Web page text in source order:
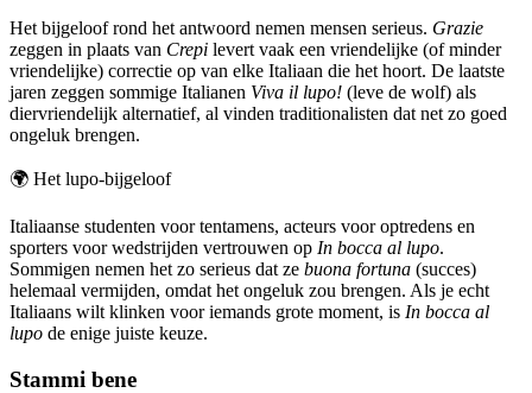
Het bijgeloof rond het antwoord nemen mensen serieus. Grazie
zeggen in plaats van Crepi levert vaak een vriendelijke (of minder
vriendelijke) correctie op van elke Italiaan die het hoort. De laatste
jaren zeggen sommige Italianen Viva il lupo! (leve de wolf) als
diervriendelijk alternatief, al vinden traditionalisten dat net zo goed
ongeluk brengen.
🌍 Het lupo-bijgeloof
Italiaanse studenten voor tentamens, acteurs voor optredens en
sporters voor wedstrijden vertrouwen op In bocca al lupo.
Sommigen nemen het zo serieus dat ze buona fortuna (succes)
helemaal vermijden, omdat het ongeluk zou brengen. Als je echt
Italiaans wilt klinken voor iemands grote moment, is In bocca al
lupo de enige juiste keuze.
Stammi bene